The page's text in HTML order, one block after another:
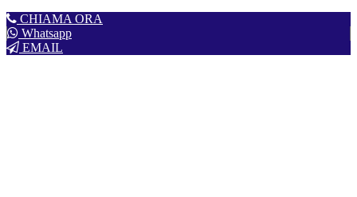
CHIAMA ORA
Whatsapp
EMAIL